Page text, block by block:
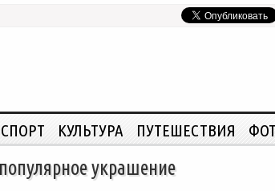
СПОРТ КУЛЬТУРА ПУТЕШЕСТВИЯ
украшение